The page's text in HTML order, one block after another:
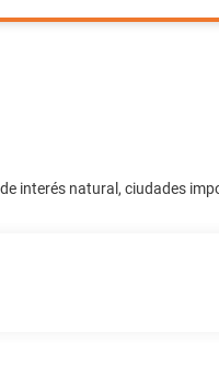
interés natural, ciudades